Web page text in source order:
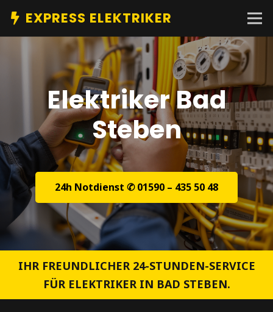
EXPRESS ELEKTRIKER
Elektriker Bad
Steben
24h Notdienst ✆ 01590 – 435 50 48
IHR FREUNDLICHER 24-STUNDEN-SERVICE
FÜR ELEKTRIKER IN BAD STEBEN.